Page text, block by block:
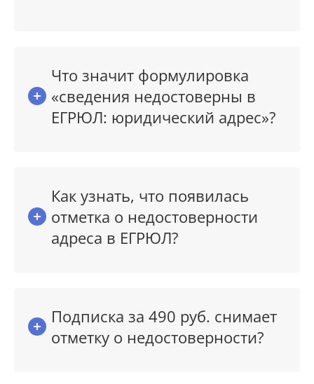
Что значит формулировка
«сведения недостоверны в
ЕГРЮЛ: юридический адрес»?
Как узнать, что появилась
отметка о недостоверности
адреса в ЕГРЮЛ?
Подписка за 490 руб. снимает
отметку о недостоверности?